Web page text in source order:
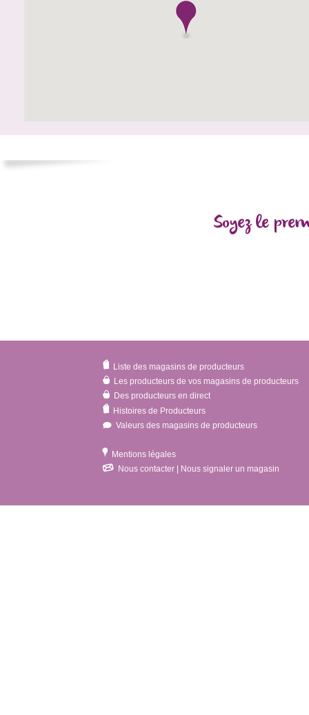
Soyez le
Liste des magasins de producteurs
Les producteurs de vos magasins de producteurs
Des producteurs en direct
Histoires de Producteurs
Valeurs des magasins de producteurs
Mentions légales
Nous contacter | Nous signaler un magasin